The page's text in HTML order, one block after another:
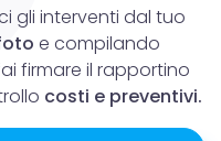
gli interventi dal tuo
e compilando
firmare il rapportino
costi e preventivi.